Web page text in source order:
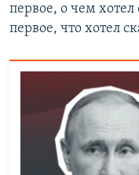
первое, о чем хотел
первое, что хотел